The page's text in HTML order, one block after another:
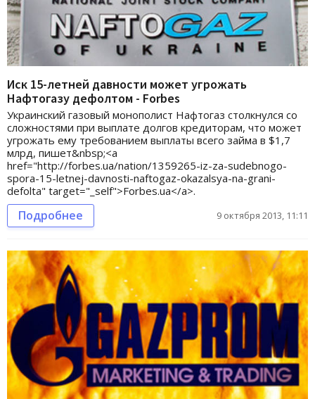
Иск 15-летней давности может угрожать
Нафтогазу дефолтом - Forbes
Украинский газовый монополист Нафтогаз столкнулся со
сложностями при выплате долгов кредиторам, что может
угрожать ему требованием выплаты всего займа в $1,7
млрд, пишет&nbsp;<a
href="http://forbes.ua/nation/1359265-iz-za-sudebnogo-
spora-15-letnej-davnosti-naftogaz-okazalsya-na-grani-
defolta" target="_self">Forbes.ua</a>.
Подробнее 9 октября 2013, 11:11